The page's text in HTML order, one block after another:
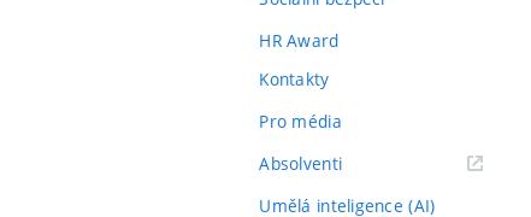
HR Award
Kontakty
Pro média
Absolventi(externí
Umělá inteligence (AI)